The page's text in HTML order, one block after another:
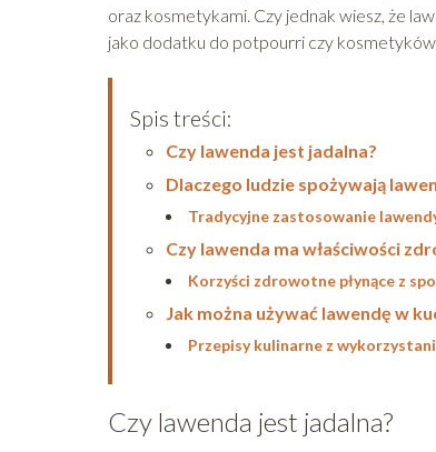
oraz kosmetykami. Czy jednak wiesz, że
jako dodatku do potpourri czy
Spis treści:
Czy lawenda jest jadalna?
Dlaczego ludzie spożywają
Tradycyjne zastosowanie
Czy lawenda ma właściwości
Korzyści zdrowotne płynące z
Jak można używać lawendę w
Przepisy kulinarne z
Czy lawenda jest jadalna?